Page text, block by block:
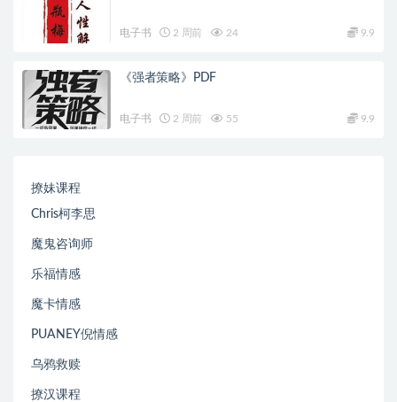
电子书 2 周前 24 9.9
《强者策略》PDF
电子书 2 周前 55 9.9
撩妹课程
Chris柯李思
魔鬼咨询师
乐福情感
魔卡情感
PUANEY倪情感
乌鸦救赎
撩汉课程